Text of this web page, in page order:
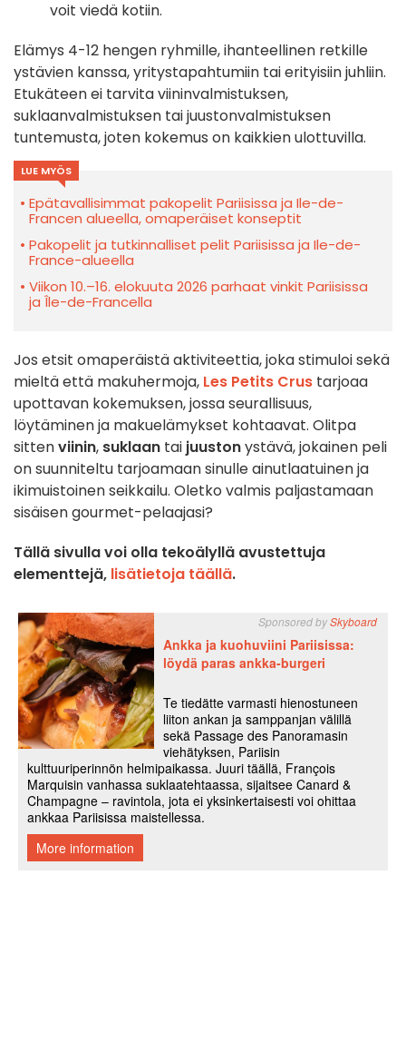
voit viedä kotiin.
Elämys 4-12 hengen ryhmille, ihanteellinen retkille
ystävien kanssa, yritystapahtumiin tai erityisiin juhliin.
Etukäteen ei tarvita viininvalmistuksen,
suklaanvalmistuksen tai juustonvalmistuksen
tuntemusta, joten kokemus on kaikkien ulottuvilla.
LUE MYÖS
Epätavallisimmat pakopelit Pariisissa ja Ile-de-
Francen alueella, omaperäiset konseptit
Pakopelit ja tutkinnalliset pelit Pariisissa ja Ile-de-
France-alueella
Viikon 10.–16. elokuuta 2026 parhaat vinkit Pariisissa
ja Île-de-Francella
Jos etsit omaperäistä aktiviteettia, joka stimuloi sekä
mieltä että makuhermoja, Les Petits Crus tarjoaa
upottavan kokemuksen, jossa seurallisuus,
löytäminen ja makuelämykset kohtaavat. Olitpa
sittenviinin, suklaan tai juustonystävä, jokainen peli
on suunniteltu tarjoamaan sinulle ainutlaatuinen ja
ikimuistoinen seikkailu. Oletko valmis paljastamaan
sisäisen gourmet-pelaajasi?
Tällä sivulla voi olla tekoälyllä avustettuja
elementtejä, lisätietoja täällä.